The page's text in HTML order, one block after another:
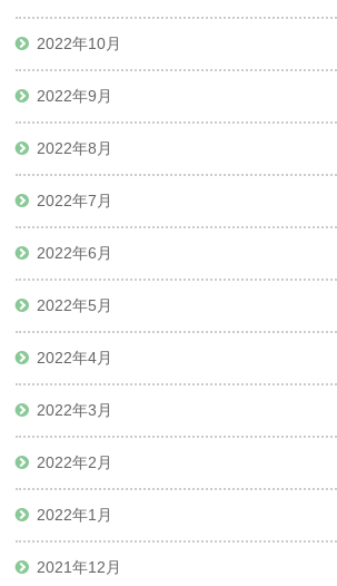
2022年10月
2022年9月
2022年8月
2022年7月
2022年6月
2022年5月
2022年4月
2022年3月
2022年2月
2022年1月
2021年12月